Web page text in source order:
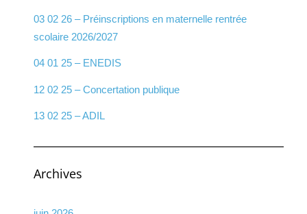
03 02 26 – Préinscriptions en maternelle rentrée
scolaire 2026/2027
04 01 25 – ENEDIS
12 02 25 – Concertation publique
13 02 25 – ADIL
Archives